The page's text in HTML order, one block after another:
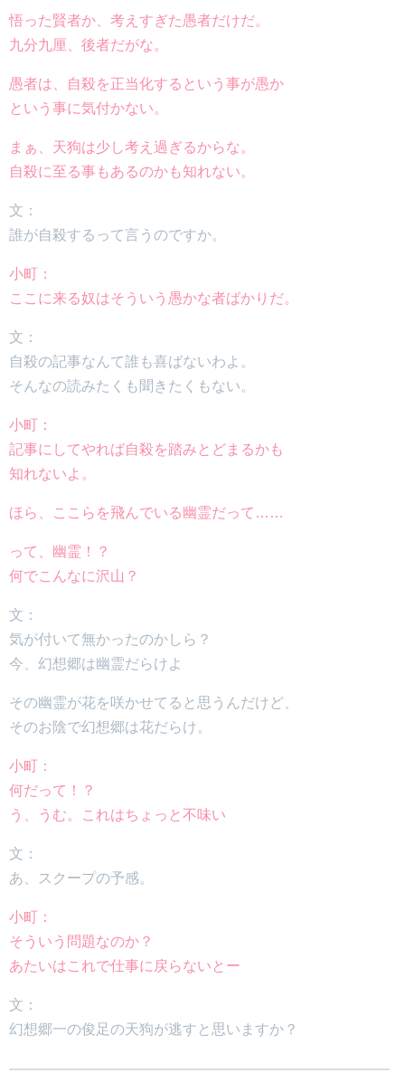
悟った賢者か、考えすぎた愚者だけだ。
九分九厘、後者だがな。
愚者は、自殺を正当化するという事が愚か
という事に気付かない。
まぁ、天狗は少し考え過ぎるからな。
自殺に至る事もあるのかも知れない。
文：
誰が自殺するって言うのですか。
小町：
ここに来る奴はそういう愚かな者ばかりだ。
文：
自殺の記事なんて誰も喜ばないわよ。
そんなの読みたくも聞きたくもない。
小町：
記事にしてやれば自殺を踏みとどまるかも
知れないよ。
ほら、ここらを飛んでいる幽霊だって……
って、幽霊！？
何でこんなに沢山？
文：
気が付いて無かったのかしら？
今、幻想郷は幽霊だらけよ
その幽霊が花を咲かせてると思うんだけど、
そのお陰で幻想郷は花だらけ。
小町：
何だって！？
う、うむ。これはちょっと不味い
文：
あ、スクープの予感。
小町：
そういう問題なのか？
あたいはこれで仕事に戻らないとー
文：
幻想郷一の俊足の天狗が逃すと思いますか？